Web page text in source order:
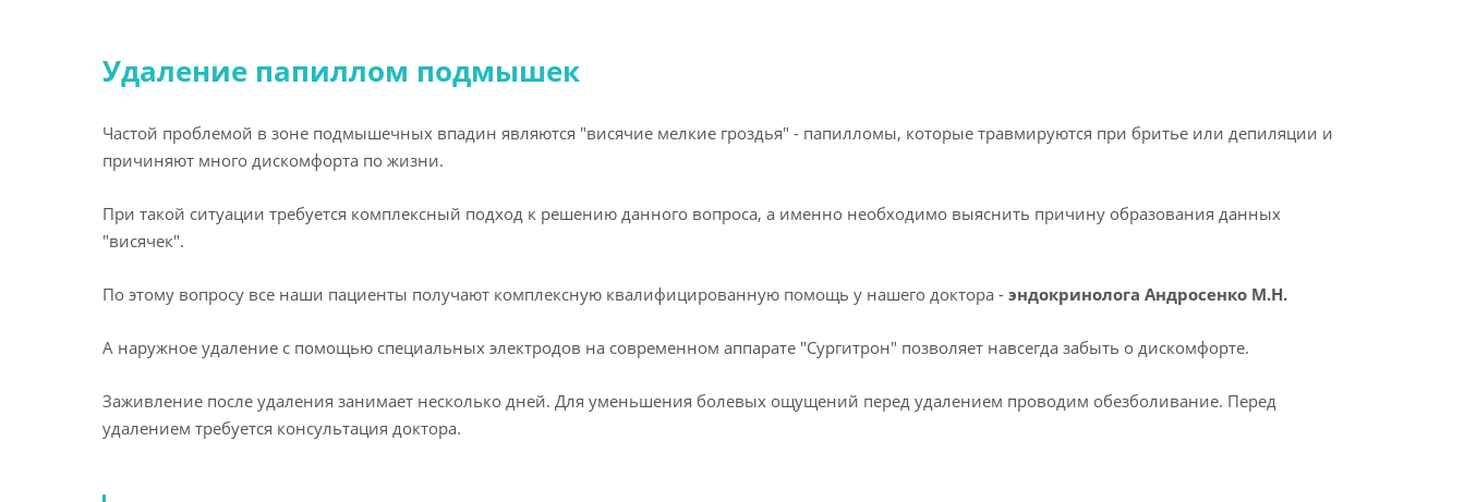
Удаление папиллом подмышек
Частой проблемой в зоне подмышечных впадин являются "висячие мелкие гроздья" - папилломы, которые травмируются при бритье или депиляции и
причиняют много дискомфорта по жизни.
При такой ситуации требуется комплексный подход к решению данного вопроса, а именно необходимо выяснить причину образования данных
"висячек".
По этому вопросу все наши пациенты получают комплексную квалифицированную помощь у нашего доктора - эндокринолога Андросенко М.Н.
А наружное удаление с помощью специальных электродов на современном аппарате "Сургитрон" позволяет навсегда забыть о дискомфорте.
Заживление после удаления занимает несколько дней. Для уменьшения болевых ощущений перед удалением проводим обезболивание. Перед
удалением требуется консультация доктора.